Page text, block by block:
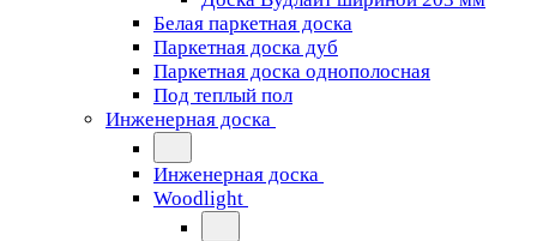
Белая паркетная доска
Паркетная доска дуб
Паркетная доска однополосная
Под теплый пол
Инженерная доска
Инженерная доска
Woodlight